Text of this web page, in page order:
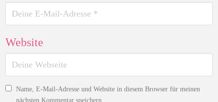
Website
Name, E-Mail-Adresse und Website in diesem Browser für meinen
nächsten Kommentar speichern.